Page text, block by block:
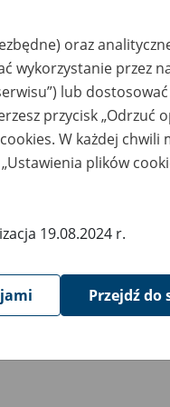
07:52
rok obrotowy zakończony 31
07:49
oraz
wykorzystanie przez
lub
przycisk „Odrzuć
W każdej chwili
plików
19.08.2024 r.
Przejdź do